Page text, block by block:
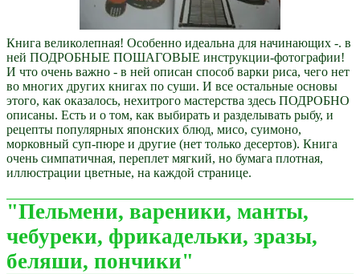
Книга великолепная! Особенно идеальна для начинающих -. в
ней ПОДРОБНЫЕ ПОШАГОВЫЕ инструкции-фотографии!
И что очень важно - в ней описан способ варки риса, чего нет
во многих других книгах по суши. И все остальные основы
этого, как оказалось, нехитрого мастерства здесь ПОДРОБНО
описаны. Есть и о том, как выбирать и разделывать рыбу, и
рецепты популярных японских блюд, мисо, суимоно,
морковный суп-пюре и другие (нет только десертов). Книга
очень симпатичная, переплет мягкий, но бумага плотная,
иллюстрации цветные, на каждой странице.
"Пельмени, вареники, манты,
чебуреки, фрикадельки, зразы,
беляши, пончики"